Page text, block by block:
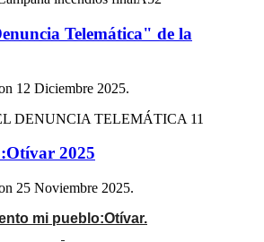
Telemática" de la
12 Diciembre 2025.
2025
25 Noviembre 2025.
mi pueblo:Otívar.